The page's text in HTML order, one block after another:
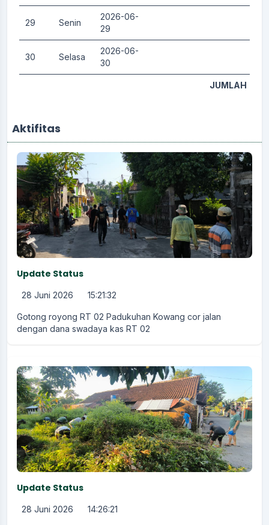
29 Senin
2026-06-
29
30 Selasa
2026-06-
30
JUMLAH
Aktifitas
Update Status
28 Juni 2026 15:21:32
Gotong royong RT 02 Padukuhan Kowang cor jalan
dengan dana swadaya kas RT 02
Update Status
28 Juni 2026 14:26:21